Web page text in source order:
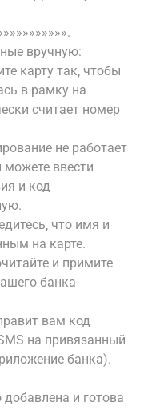
вручную:
карту так‚ чтобы
в рамку на
считает номер
не работает
можете ввести
и код
что имя и
на карте.
и примите
банка-
вам код
на привязанный
банка).
и готова